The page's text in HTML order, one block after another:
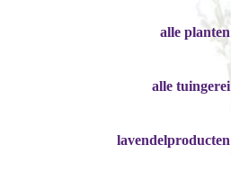
alle planten
alle tuingerei
lavendelproducten